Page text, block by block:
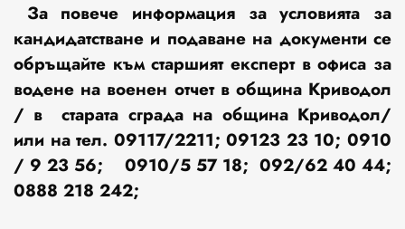
За повече информация за условията за
кандидатстване и подаване на документи се
обръщайте към старшият експерт в офиса за
водене на военен отчет в община Криводол
/ в старата сграда на община Криводол/
или на тел. 09117/2211; 09123 23 10; 0910
/ 9 23 56; 0910/5 57 18; 092/62 40 44;
0888 218 242;